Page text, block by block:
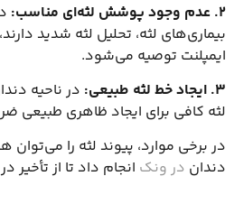
2. عدم وجود پوشش لثه‌ای مناسب
:
بیماری‌های لثه، تحلیل لثه شدید
ایمپلنت توصیه می‌شود.
3. ایجاد خط لثه طبیعی
: در ناحیه
لثه کافی برای ایجاد ظاهری طبیعی
در برخی موارد، پیوند لثه را می‌توان
دندان در ونک انجام داد تا از